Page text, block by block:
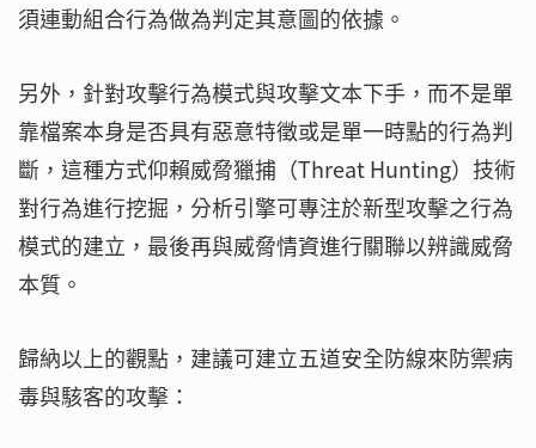
須連動組合行為做為判定其意圖的依據。
另外，針對攻擊行為模式與攻擊文本下手，而不是單
靠檔案本身是否具有惡意特徵或是單一時點的行為判
斷，這種方式仰賴威脅獵捕（Threat Hunting）技術
對行為進行挖掘，分析引擎可專注於新型攻擊之行為
模式的建立，最後再與威脅情資進行關聯以辨識威脅
本質。
歸納以上的觀點，建議可建立五道安全防線來防禦病
毒與駭客的攻擊：